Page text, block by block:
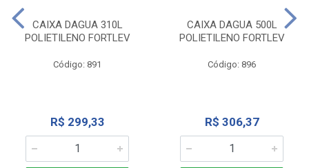
CAIXA DAGUA 310L
POLIETILENO FORTLEV
Código: 891
R$ 299,33
CAIXA DAGUA 500L
POLIETILENO FORTLEV
Código: 896
R$ 306,37